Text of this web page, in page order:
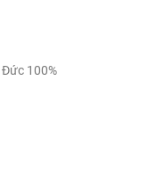
100%